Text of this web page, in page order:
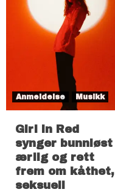
Anmeldelse Musikk
Girl in Red
synger bunnløst
ærlig og rett
frem om kåthet,
seksuell